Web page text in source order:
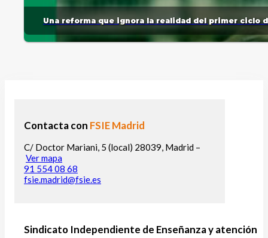
Una reforma que ignora la realidad del primer ciclo
Contacta con FSIE Madrid
C/ Doctor Mariani, 5 (local) 28039, Madrid –
Ver mapa
91 554 08 68
fsie.madrid@fsie.es
Sindicato Independiente de Enseñanza y atención